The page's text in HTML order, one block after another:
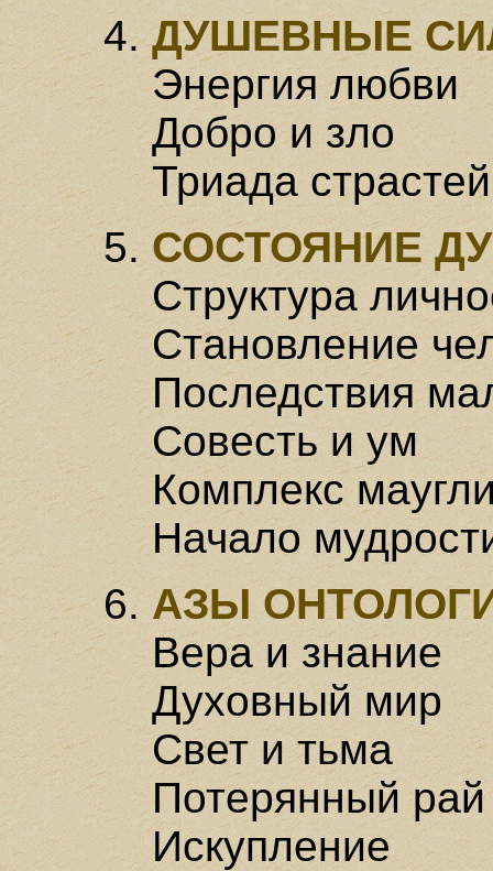
ДУШЕВНЫЕ
Энергия любви
Добро и зло
Триада страстей
СОСТОЯНИЕ
Структура
Становление
Последствия
Совесть и ум
Комплекс
Начало
АЗЫ
Вера и знание
Духовный мир
Свет и тьма
Потерянный рай
Искупление